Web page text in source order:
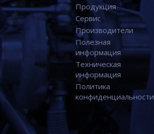
Продукция
Сервис
Производители
Полезная
информация
Техническая
информация
Политика
конфиденциальности